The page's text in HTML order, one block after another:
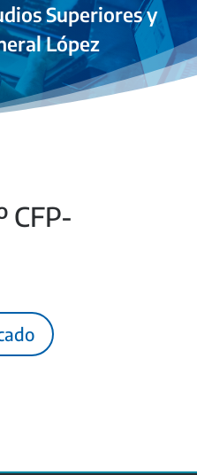
Superiores y
López
CFP-